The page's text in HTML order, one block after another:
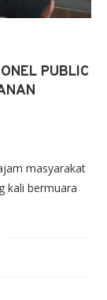
PUBLIC
masyarakat
kali bermuara